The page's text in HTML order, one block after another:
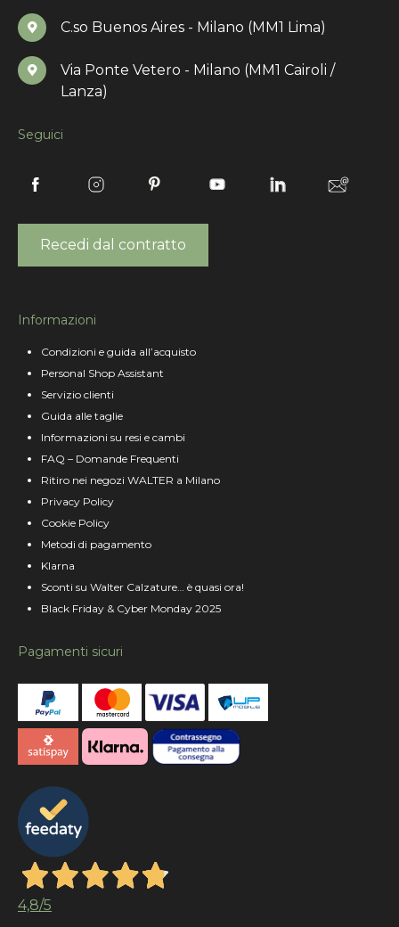
C.so Buenos Aires - Milano (MM1 Lima)
Via Ponte Vetero - Milano (MM1 Cairoli /
Lanza)
Seguici
Recedi dal contratto
Informazioni
Condizioni e guida all’acquisto
Personal Shop Assistant
Servizio clienti
Guida alle taglie
Informazioni su resi e cambi
FAQ – Domande Frequenti
Ritiro nei negozi WALTER a Milano
Privacy Policy
Cookie Policy
Metodi di pagamento
Klarna
Sconti su Walter Calzature… è quasi ora!
Black Friday & Cyber Monday 2025
Pagamenti sicuri
4,8/5